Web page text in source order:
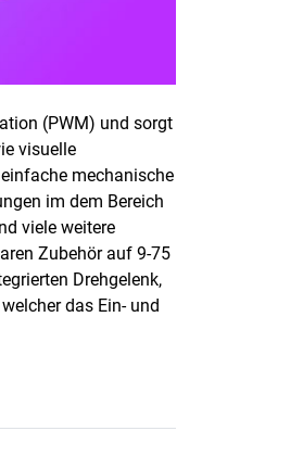
(PWM) und sorgt
visuelle
mechanische
im dem Bereich
viele weitere
Zubehör auf 9-75
Drehgelenk,
das Ein- und